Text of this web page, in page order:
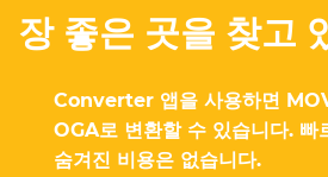
장 좋은 곳을 찾고
Converter 앱을 사용하면
OGA로 변환할 수 있습니다. 빠
숨겨진 비용은 없습니다.